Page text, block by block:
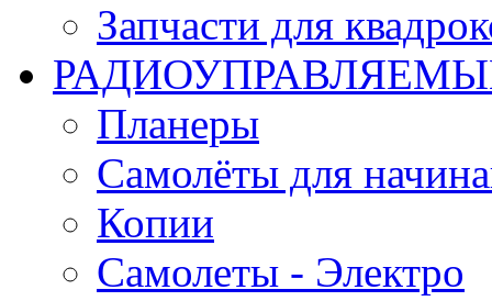
Запчасти для
Планеры
Самолёты для
Копии
Самолеты - Электро